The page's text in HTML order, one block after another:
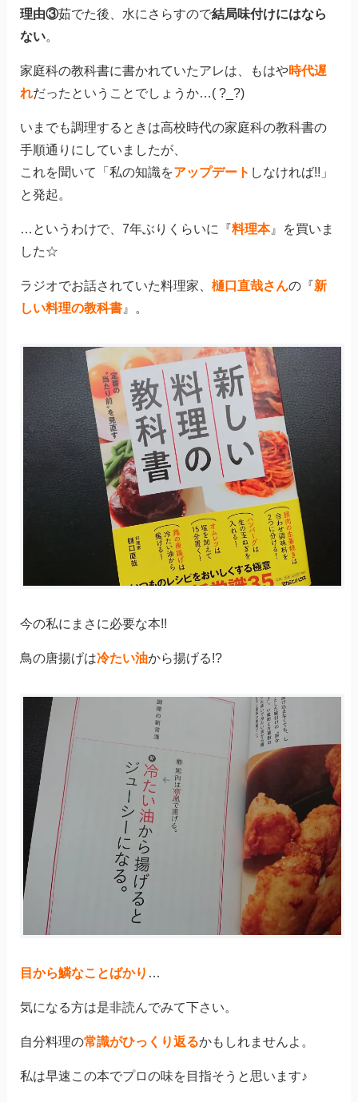
理由③茹でた後、水にさらすので結局味付けにはなら
ない。
家庭科の教科書に書かれていたアレは、もはや時代遅
れだったということでしょうか…( ?_?)
いまでも調理するときは高校時代の家庭科の教科書の
手順通りにしていましたが、
これを聞いて「私の知識をアップデート しなければ!!」
と発起。
…というわけで、7年ぶりくらいに『料理本』を買いま
した☆
ラジオでお話されていた料理家、 樋口直哉さんの『新
しい料理の教科書』。
今の私にまさに必要な本!!
鳥の唐揚げは冷たい油から揚げる!?
目から鱗なことばかり …
気になる方は是非読んでみて下さい。
自分料理の常識がひっくり返るかもしれませんよ。
私は早速この本でプロの味を目指そうと思います♪